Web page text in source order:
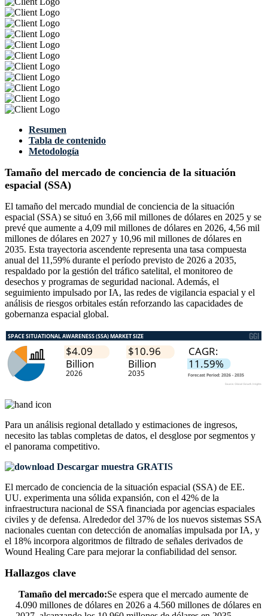
Resumen
Tabla de contenido
Metodología
Tamaño del mercado de conciencia de la situación
espacial (SSA)
El tamaño del mercado mundial de conciencia de la situación
espacial (SSA) se situó en 3,66 mil millones de dólares en 2025 y se
prevé que aumente a 4,09 mil millones de dólares en 2026, 4,56 mil
millones de dólares en 2027 y 10,96 mil millones de dólares en
2035. Esta trayectoria ascendente representa una tasa compuesta
anual del 11,59% durante el período previsto de 2026 a 2035,
respaldado por la gestión del tráfico satelital, el monitoreo de
desechos y programas de seguridad nacional. Además, el
seguimiento impulsado por IA, las redes de vigilancia espacial y el
análisis de riesgos orbitales están reforzando las capacidades de
gobernanza espacial global.
Para un análisis regional detallado y estimaciones de ingresos,
necesito las tablas completas de datos, el desglose por segmentos y
el panorama competitivo.
Descargar muestra GRATIS
El mercado de conciencia de la situación espacial (SSA) de EE.
UU. experimenta una sólida expansión, con el 42% de la
infraestructura nacional de SSA financiada por agencias espaciales
civiles y de defensa. Alrededor del 37% de los nuevos sistemas SSA
nacionales cuentan con detección de anomalías impulsada por IA, y
el 18% incorpora algoritmos de filtrado de señales derivados de
Wound Healing Care para mejorar la confiabilidad del sensor.
Hallazgos clave
Tamaño del mercado:Se espera que el mercado aumente de
4.090 millones de dólares en 2026 a 4.560 millones de dólares en